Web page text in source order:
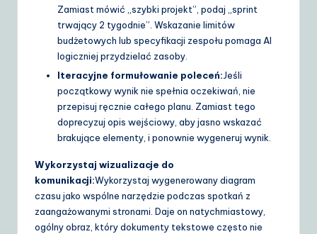
Zamiast mówić „szybki projekt”, podaj „sprint
trwający 2 tygodnie”. Wskazanie limitów
budżetowych lub specyfikacji zespołu pomaga AI
logiczniej przydzielać zasoby.
Iteracyjne formułowanie poleceń:Jeśli
początkowy wynik nie spełnia oczekiwań, nie
przepisuj ręcznie całego planu. Zamiast tego
doprecyzuj opis wejściowy, aby jasno wskazać
brakujące elementy, i ponownie wygeneruj wynik.
Wykorzystaj wizualizacje do
komunikacji:Wykorzystaj wygenerowany diagram
czasu jako wspólne narzędzie podczas spotkań z
zaangażowanymi stronami. Daje on natychmiastowy,
ogólny obraz, który dokumenty tekstowe często nie